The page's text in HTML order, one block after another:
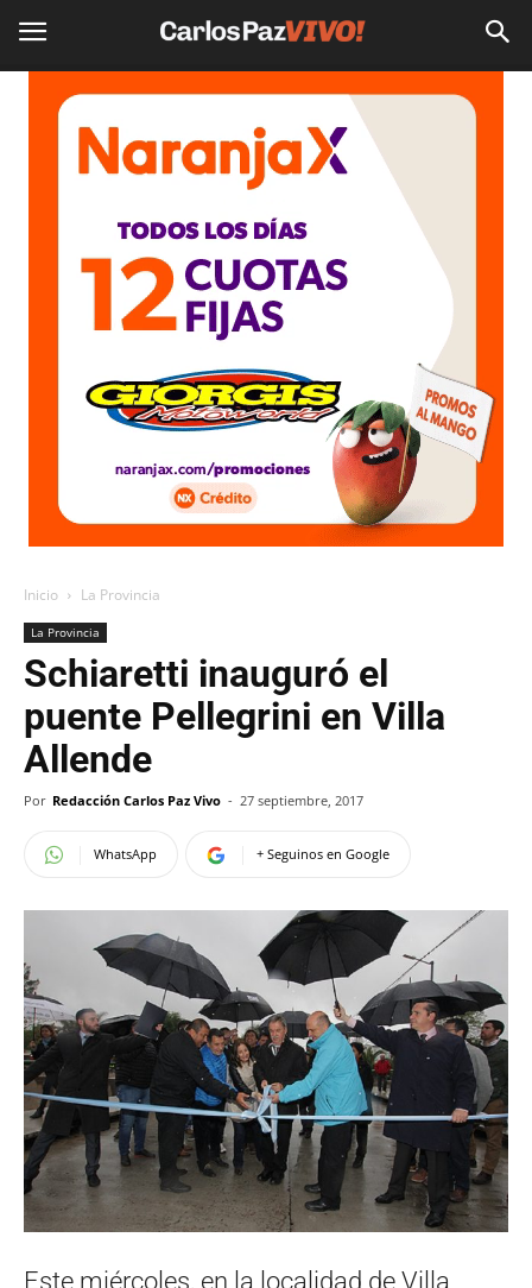
Inicio La Provincia
La Provincia
Schiaretti inauguró el
puente Pellegrini en Villa
Allende
Por Redacción Carlos Paz Vivo - 27 septiembre, 2017
WhatsApp + Seguinos en Google
Este miércoles, en la localidad de Villa